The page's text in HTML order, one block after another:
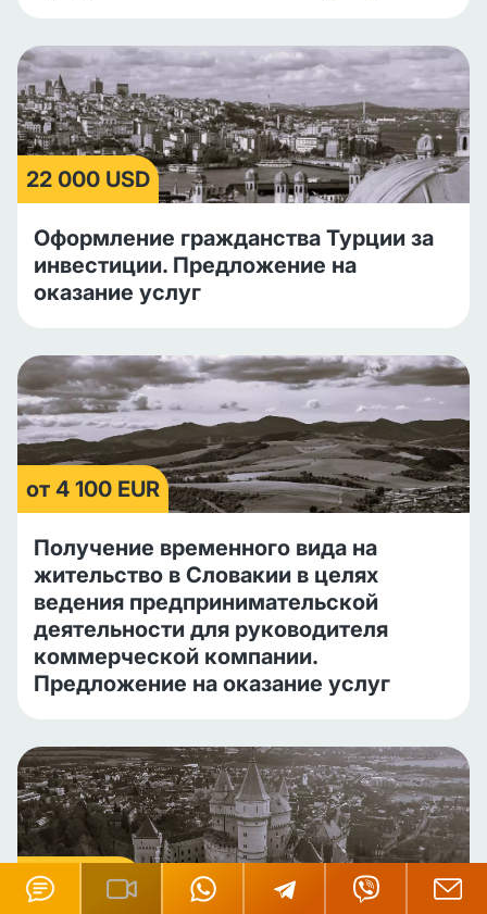
22 000 USD
Оформление гражданства Турции за
инвестиции. Предложение на
оказание услуг
от 4 100 EUR
Получение временного вида на
жительство в Словакии в целях
ведения предпринимательской
деятельности для руководителя
коммерческой компании.
Предложение на оказание услуг
4 455 EUR